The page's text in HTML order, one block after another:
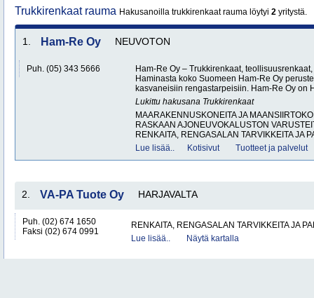
Trukkirenkaat rauma Hakusanoilla trukkirenkaat rauma löytyi 2 yritystä.
1. Ham-Re Oy NEUVOTON
Puh. (05) 343 5666
Ham-Re Oy – Trukkirenkaat,
Haminasta koko Suomeen Ham-Re Oy
kasvaneisiin rengastarpeisiin. Ham-Re Oy on
Lukittu hakusana Trukkirenkaat
MAARAKENNUSKONEITA JA
RASKAAN AJONEUVOKALUSTON
RENKAITA, RENGASALAN TARVIKKEITA JA
Lue lisää..
Kotisivut Tuotteet ja palvelut
2. VA-PA Tuote Oy HARJAVALTA
Puh. (02) 674 1650
Faksi (02) 674 0991
RENKAITA, RENGASALAN TARVIKKEITA JA
Lue lisää..
Näytä kartalla